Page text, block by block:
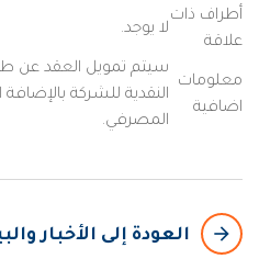
أطراف ذات
علاقة
لا يوجد.
معلومات
اضافية
سيتم تمويل العقد عن
النقدية للشركة بالإضافة
المصرفي.
arrow_backward
العودة إلى الأخبار